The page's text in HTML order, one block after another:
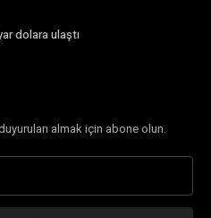
dolara ulaştı
almak için abone olun.